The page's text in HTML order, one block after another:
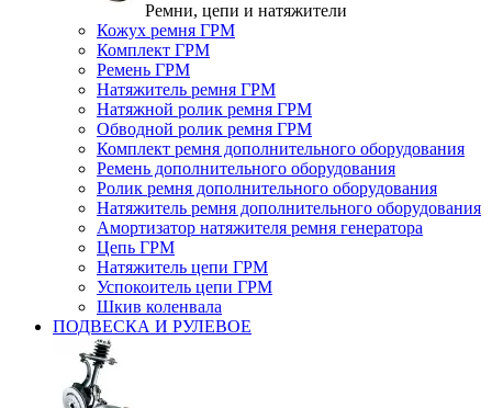
Ремни, цепи и натяжители
Кожух ремня ГРМ
Комплект ГРМ
Ремень ГРМ
Натяжитель ремня ГРМ
Натяжной ролик ремня ГРМ
Обводной ролик ремня ГРМ
Комплект ремня дополнительного оборудования
Ремень дополнительного оборудования
Ролик ремня дополнительного оборудования
Натяжитель ремня дополнительного оборудования
Амортизатор натяжителя ремня генератора
Цепь ГРМ
Натяжитель цепи ГРМ
Успокоитель цепи ГРМ
Шкив коленвала
ПОДВЕСКА И РУЛЕВОЕ